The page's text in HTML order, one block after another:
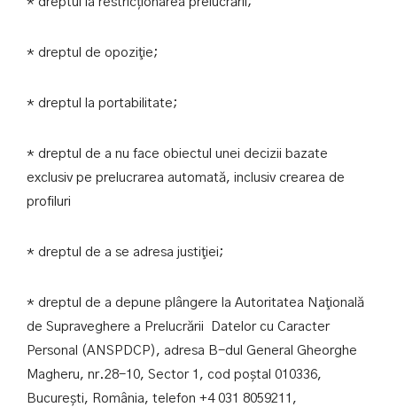
* dreptul de opoziţie;
* dreptul la portabilitate;
* dreptul de a nu face obiectul unei decizii bazate
exclusiv pe prelucrarea automată, inclusiv crearea de
profiluri
* dreptul de a se adresa justiţiei;
* dreptul de a depune plângere la Autoritatea Naţională
de Supraveghere a Prelucrării Datelor cu Caracter
Personal (ANSPDCP), adresa B-dul General Gheorghe
Magheru, nr.28-10, Sector 1, cod poștal 010336,
București, România, telefon +4 031 8059211,